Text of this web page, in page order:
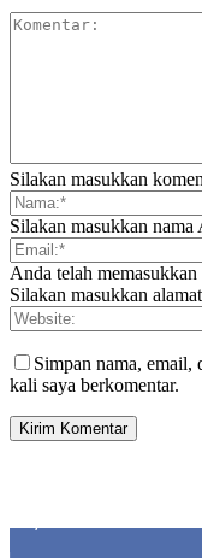
Silakan masukkan
Silakan masukkan nama
Anda telah
Silakan masukkan
Simpan nama, email,
kali saya berkomentar.